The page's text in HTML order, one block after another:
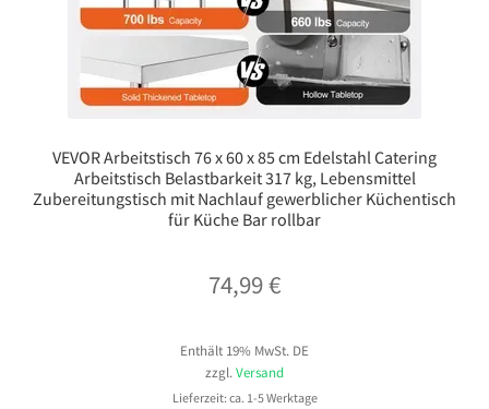
VEVOR Arbeitstisch 76 x 60 x 85 cm Edelstahl Catering
Arbeitstisch Belastbarkeit 317 kg, Lebensmittel
Zubereitungstisch mit Nachlauf gewerblicher Küchentisch
für Küche Bar rollbar
74,99€
Enthält 19% MwSt. DE
zzgl. Versand
Lieferzeit: ca. 1-5 Werktage